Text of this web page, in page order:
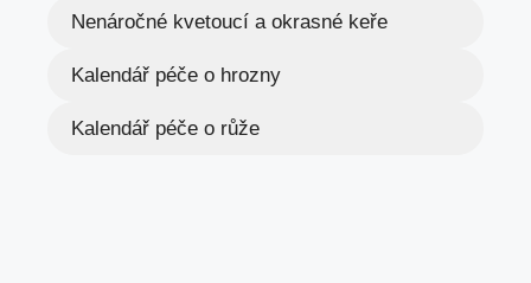
Nenáročné kvetoucí a okrasné keře
Kalendář péče o hrozny
Kalendář péče o růže